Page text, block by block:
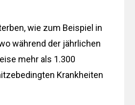
wie zum Beispiel in
während der jährlichen
mehr als 1.300
Krankheiten